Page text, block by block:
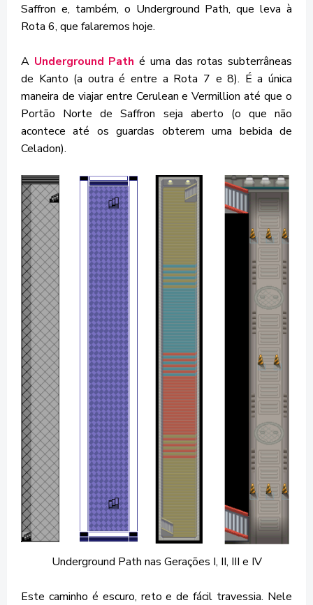
Saffron e, também, o Underground Path, que leva à
Rota 6, que falaremos hoje.
A Underground Path é uma das rotas subterrâneas
de Kanto (a outra é entre a Rota 7 e 8). É a única
maneira de viajar entre Cerulean e Vermillion até que o
Portão Norte de Saffron seja aberto (o que não
acontece até os guardas obterem uma bebida de
Celadon).
Underground Path nas Gerações I, II, III e IV
Este caminho é escuro, reto e de fácil travessia. Nele